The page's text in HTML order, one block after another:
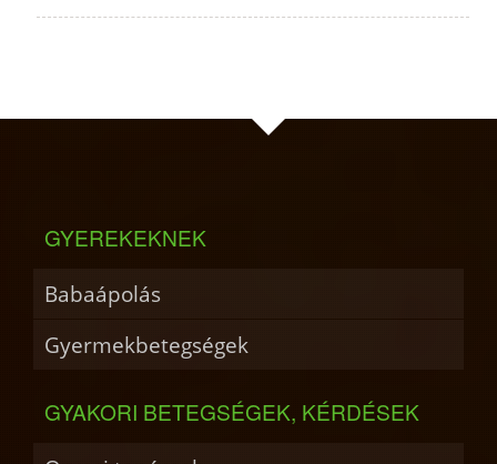
GYEREKEKNEK
Babaápolás
Gyermekbetegségek
GYAKORI BETEGSÉGEK, KÉRDÉSEK